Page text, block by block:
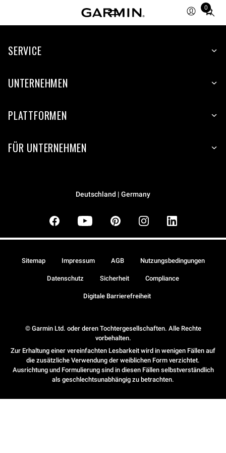
0
Total
items
cart:
SERVICE
UNTERNEHMEN
PLATTFORMEN
FÜR UNTERNEHMEN
Deutschland | Germany
© Garmin Ltd. oder deren Tochtergesellschaften. Alle Rechte
vorbehalten.
Zur Erhaltung einer vereinfachten Lesbarkeit wird in wenigen Fällen auf
die zusätzliche Verwendung der weiblichen Form verzichtet.
Ausrichtung und Formulierung sind in diesen Fällen selbstverständlich
als geschlechtsunabhängig zu betrachten.
Sitemap Impressum AGB Nutzungsbedingungen
Datenschutz Sicherheit Compliance
Digitale Barrierefreiheit